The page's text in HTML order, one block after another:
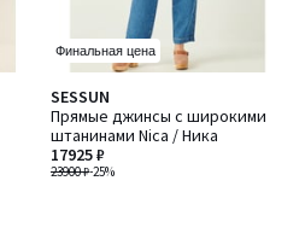
Финальная цена
SESSUN
Прямые джинсы с широкими
штанинами Nica / Ника
23900 ₽-25%
17925 ₽